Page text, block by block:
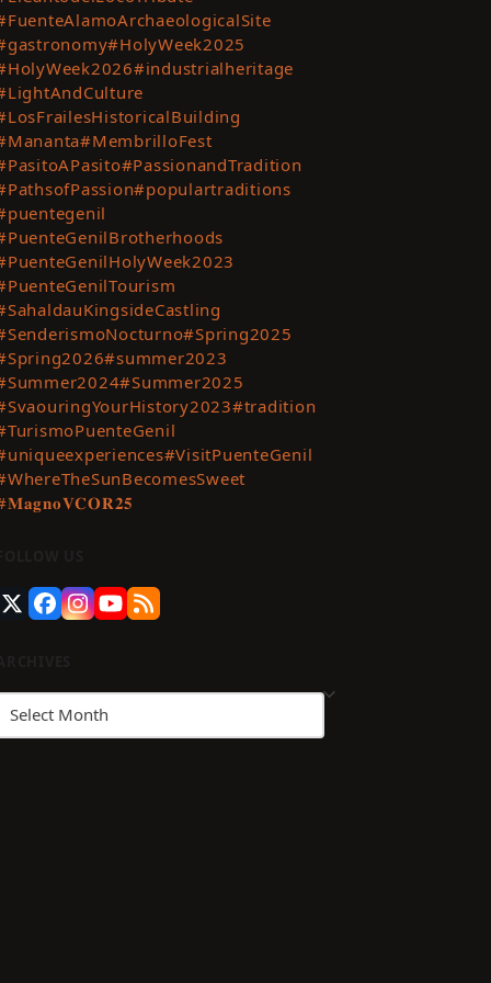
#HolyWeek2025
#industrialheritage
#MembrilloFest
#PassionandTradition
#populartraditions
#Spring2025
#summer2023
#Summer2025
#tradition
#VisitPuenteGenil
Twitter
Facebook
Instagram
YouTube
RSS
Archives